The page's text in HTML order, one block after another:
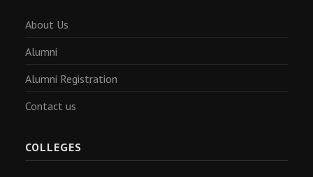
About Us
Alumni
Alumni Registration
Contact us
COLLEGES